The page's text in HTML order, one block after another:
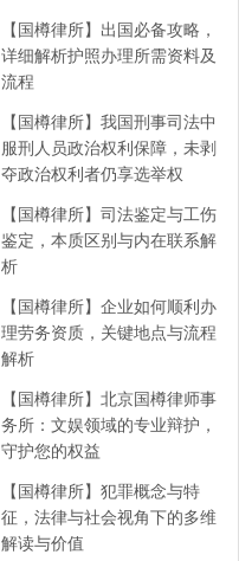
【国樽律所】出国必备攻略，
详细解析护照办理所需资料及
流程
【国樽律所】我国刑事司法中
服刑人员政治权利保障，未剥
夺政治权利者仍享选举权
【国樽律所】司法鉴定与工伤
鉴定，本质区别与内在联系解
析
【国樽律所】企业如何顺利办
理劳务资质，关键地点与流程
解析
【国樽律所】北京国樽律师事
务所：文娱领域的专业辩护，
守护您的权益
【国樽律所】犯罪概念与特
征，法律与社会视角下的多维
解读与价值